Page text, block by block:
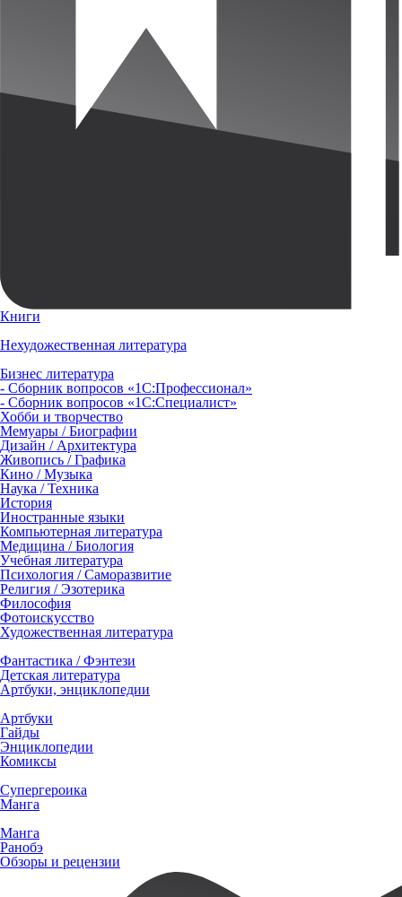
Книги
Нехудожественная литература
Бизнес литература
- Сборник вопросов «1С:Профессионал»
- Сборник вопросов «1С:Специалист»
Хобби и творчество
Мемуары / Биографии
Дизайн / Архитектура
Живопись / Графика
Кино / Музыка
Наука / Техника
История
Иностранные языки
Компьютерная литература
Медицина / Биология
Учебная литература
Психология / Саморазвитие
Религия / Эзотерика
Философия
Фотоискусство
Художественная литература
Фантастика / Фэнтези
Детская литература
Артбуки, энциклопедии
Артбуки
Гайды
Энциклопедии
Комиксы
Супергероика
Манга
Манга
Ранобэ
Обзоры и рецензии